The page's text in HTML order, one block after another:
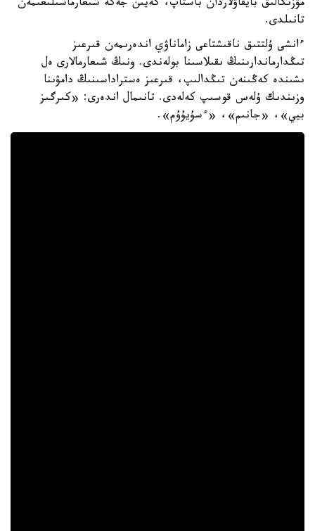
مۋزىكالىق بايقاۋلاردان باستاپ، كەيىن جەكە شىعارماشىلىعىمەن
تانىلدى.
ءانشى ۇلتتىق ناقىشتاعى زاماناۋي اندەرىمەن قىرعىز
تىڭدارماندارىنىڭ ىقىلاسىنا بولەندى. ونىڭ شىعارمالارى ەل
ىشىندە كەڭىنەن تىڭدالىپ، قىرعىز ەستراداسىنىڭ دامۋىنا
وزىندىك ۇلەس قوسىپ كەلەدى. تانىمال اندەرى: «كىرگىز
بيي»، «جانىم»، «ءسۇيۇۇم».